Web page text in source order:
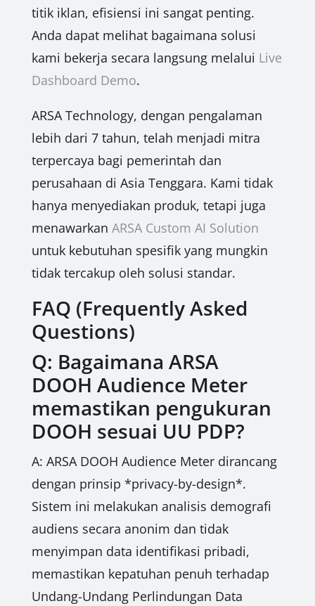
titik iklan, efisiensi ini sangat penting.
Anda dapat melihat bagaimana solusi
kami bekerja secara langsung melalui Live
Dashboard Demo.
ARSA Technology, dengan pengalaman
lebih dari 7 tahun, telah menjadi mitra
terpercaya bagi pemerintah dan
perusahaan di Asia Tenggara. Kami tidak
hanya menyediakan produk, tetapi juga
menawarkan ARSA Custom AI Solution
untuk kebutuhan spesifik yang mungkin
tidak tercakup oleh solusi standar.
FAQ (Frequently Asked
Questions)
Q: Bagaimana ARSA
DOOH Audience Meter
memastikan pengukuran
DOOH sesuai UU PDP?
A: ARSA DOOH Audience Meter dirancang
dengan prinsip *privacy-by-design*.
Sistem ini melakukan analisis demografi
audiens secara anonim dan tidak
menyimpan data identifikasi pribadi,
memastikan kepatuhan penuh terhadap
Undang-Undang Perlindungan Data